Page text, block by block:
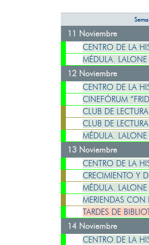
11 Noviembre
CENTRO DE LA
MÉDULA. LALONE
12 Noviembre
CENTRO DE LA
CINEFÓRUM
CLUB DE
CLUB DE
MÉDULA. LALONE
13 Noviembre
CENTRO DE LA
CRECIMIENTO Y
MÉDULA. LALONE
MERIENDAS CON
TARDES DE
14 Noviembre
CENTRO DE LA